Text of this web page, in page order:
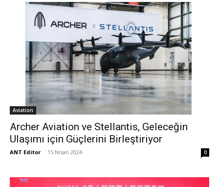
Aviation
Archer Aviation ve Stellantis, Geleceğin
Ulaşımı için Güçlerini Birleştiriyor
ANT Editor - 15 Nisan 2024 0